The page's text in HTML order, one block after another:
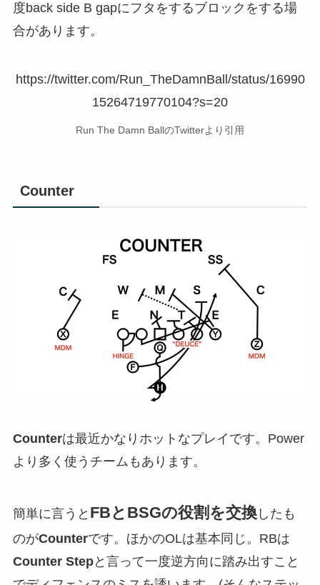
度back side B gapにフタをするブロックをする場
合があります。
https://twitter.com/Run_TheDamnBall/status/16990
15264719770104?s=20
Run The Damn BallのTwitterより引用
Counter
Counterは最近かなりホットなプレイです。Power
より多く使うチームもあります。
簡単に言うと FBとBSGの役割を交換したも
のがCounterです。ほかのOLは基本同じ。RBは
Counter Stepと言って一度逆方向に踏み出すこと